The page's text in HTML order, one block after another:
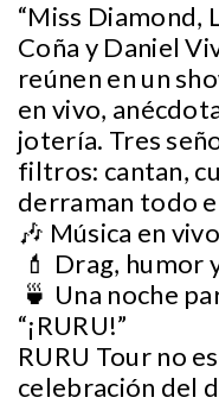
“Miss Diamond,
Coña y Daniel
reúnen en un
en vivo,
jotería. Tres
filtros: cantan,
derraman todo
🎶 Música en vivo
💄 Drag, humor
🍵 Una noche
“¡RURU!”
RURU Tour no
celebración del